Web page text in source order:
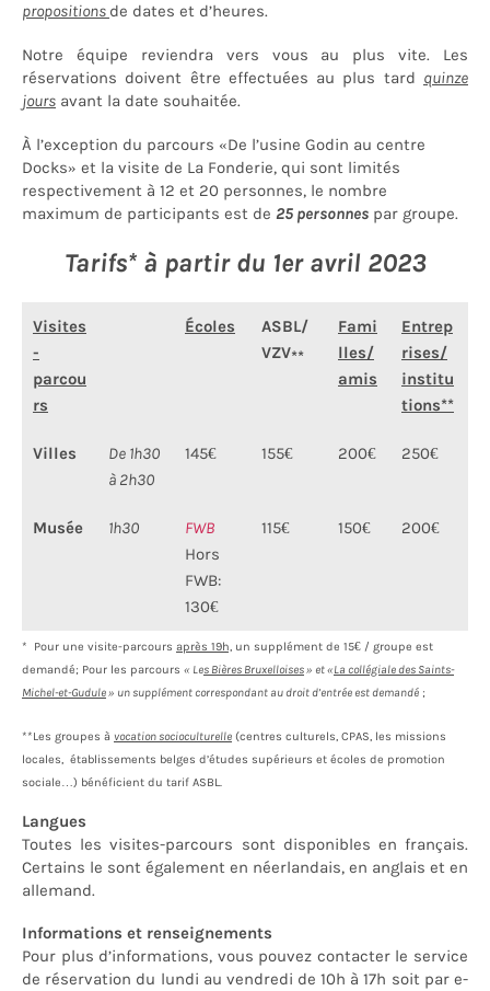
propositions de dates et d’heures.
Notre équipe reviendra vers vous au plus vite. Les
réservations doivent être effectuées au plus tard quinze
jours avant la date souhaitée.
À l’exception du parcours «De l’usine Godin au centre
Docks» et la visite de La Fonderie, qui sont limités
respectivement à 12 et 20 personnes, le nombre
maximum de participants est de 25 personnes par groupe.
Tarifs* à partir du 1er avril 2023
Visites
-
parcou
rs
Écoles
ASBL/
VZV**
Fami
lles/
amis
Entrep
rises/
institu
tions**
Villes
De 1h30
à 2h30
145€ 155€ 200€ 250€
Musée 1h30
FWB
Hors
FWB:
130€
115€ 150€ 200€
* Pour une visite-parcours après 19h, un supplément de 15€ / groupe est
demandé; Pour les parcours « Les Bières Bruxelloises» et «La collégiale des Saints-
Michel-et-Gudule» un supplément correspondant au droit d’entrée est demandé ;
**Les groupes à vocation socioculturelle (centres culturels, CPAS, les missions
locales, établissements belges d’études supérieurs et écoles de promotion
sociale…) bénéficient du tarif ASBL.
Langues
Toutes les visites-parcours sont disponibles en français.
Certains le sont également en néerlandais, en anglais et en
allemand.
Informations et renseignements
Pour plus d’informations, vous pouvez contacter le service
de réservation du lundi au vendredi de 10h à 17h soit par e-